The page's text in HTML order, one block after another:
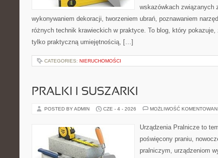
wskazówkach związanych
wykonywaniem dekoracji, tworzeniem ubrań, poznawaniem
różnych technik krawieckich w praktyce. To blog, który
tylko praktyczną umiejętnością, […]
CATEGORIES: NIERUCHOMOŚCI
PRALKI I SUSZARKI
POSTED BY ADMIN CZE - 4 - 2026 MOŻLIWOŚĆ
Urządzenia Pralnicze to
poświęcony praniu,
pralniczym, urządzeniom